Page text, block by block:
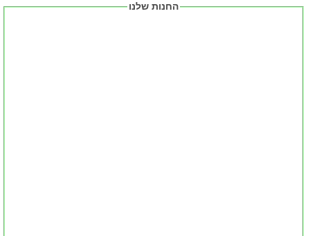
החנות שלנו